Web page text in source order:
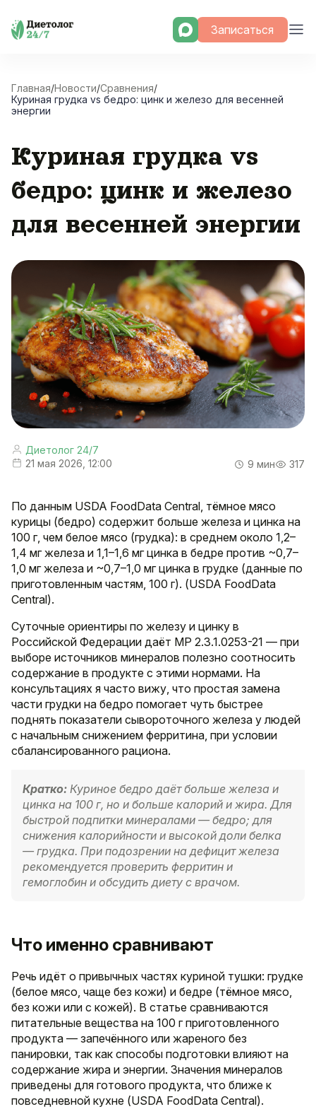
Skip
Записаться
Главная/Новости/Сравнения/
Куриная грудка vs бедро: цинк и железо для весенней
энергии
Куриная грудка vs
бедро: цинк и железо
для весенней энергии
Диетолог 24/7
21 мая 2026, 12:00
9 мин 317
По данным USDA FoodData Central, тёмное мясо
курицы (бедро) содержит больше железа и цинка на
100 г, чем белое мясо (грудка): в среднем около 1,2–
1,4 мг железа и 1,1–1,6 мг цинка в бедре против ~0,7–
1,0 мг железа и ~0,7–1,0 мг цинка в грудке (данные по
приготовленным частям, 100 г). (USDA FoodData
Central).
Суточные ориентиры по железу и цинку в
Российской Федерации даёт МР 2.3.1.0253-21 — при
выборе источников минералов полезно соотносить
содержание в продукте с этими нормами. На
консультациях я часто вижу, что простая замена
части грудки на бедро помогает чуть быстрее
поднять показатели сывороточного железа у людей
с начальным снижением ферритина, при условии
сбалансированного рациона.
Кратко: Куриное бедро даёт больше железа и
цинка на 100 г, но и больше калорий и жира. Для
быстрой подпитки минералами — бедро; для
снижения калорийности и высокой доли белка
— грудка. При подозрении на дефицит железа
рекомендуется проверить ферритин и
гемоглобин и обсудить диету с врачом.
Что именно сравнивают
Речь идёт о привычных частях куриной тушки: грудке
(белое мясо, чаще без кожи) и бедре (тёмное мясо,
без кожи или с кожей). В статье сравниваются
питательные вещества на 100 г приготовленного
продукта — запечённого или жареного без
панировки, так как способы подготовки влияют на
содержание жира и энергии. Значения минералов
приведены для готового продукта, что ближе к
повседневной кухне (USDA FoodData Central).